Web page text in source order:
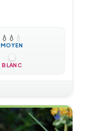
💧 💧 💧
MOYEN
BLANC